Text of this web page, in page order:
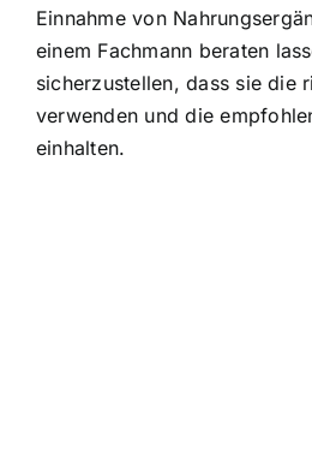
Einnahme von
einem Fachmann beraten
sicherzustellen, dass sie die
verwenden und die
einhalten.